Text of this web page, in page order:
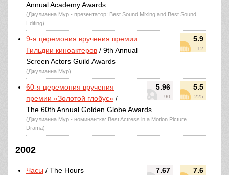
Annual Academy Awards
(Джулианна Мур - презентатор: Best Sound Mixing and Best Sound
Editing)
5.9
12
9-я церемония вручения премии
Гильдии киноактеров / 9th Annual
Screen Actors Guild Awards
(Джулианна Мур)
5.96
90
5.5
225
60-я церемония вручения
премии «Золотой глобус» /
The 60th Annual Golden Globe Awards
(Джулианна Мур - номинантка: Best Actress in a Motion Picture
Drama)
2002
7.67 7.6
Часы / The Hours